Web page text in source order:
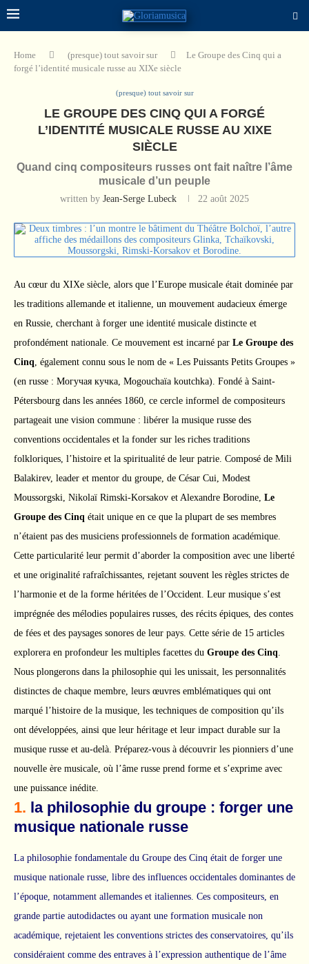
Home (presque) tout savoir sur
Le Groupe des Cinq qui a
forgé l’identité musicale russe au XIXe siècle
(presque) tout savoir sur
LE GROUPE DES CINQ QUI A FORGÉ
L’IDENTITÉ MUSICALE RUSSE AU XIXE
SIÈCLE
Quand cinq compositeurs russes ont fait naître l’âme
musicale d’un peuple
written by Jean-Serge Lubeck 22 août 2025
Au cœur du XIXe siècle, alors que l’Europe musicale était dominée par
les traditions allemande et italienne, un mouvement audacieux émerge
en Russie, cherchant à forger une identité musicale distincte et
profondément nationale. Ce mouvement est incarné par Le Groupe des
Cinq, également connu sous le nom de « Les Puissants Petits Groupes »
(en russe : Могучая кучка, Mogouchaïa koutchka). Fondé à Saint-
Pétersbourg dans les années 1860, ce cercle informel de compositeurs
partageait une vision commune : libérer la musique russe des
conventions occidentales et la fonder sur les riches traditions
folkloriques, l’histoire et la spiritualité de leur patrie. Composé de Mili
Balakirev, leader et mentor du groupe, de César Cui, Modest
Moussorgski, Nikolaï Rimski-Korsakov et Alexandre Borodine, Le
Groupe des Cinq était unique en ce que la plupart de ses membres
n’étaient pas des musiciens professionnels de formation académique.
Cette particularité leur permit d’aborder la composition avec une liberté
et une originalité rafraîchissantes, rejetant souvent les règles strictes de
l’harmonie et de la forme héritées de l’Occident. Leur musique s’est
imprégnée des mélodies populaires russes, des récits épiques, des contes
de fées et des paysages sonores de leur pays. Cette série de 15 articles
explorera en profondeur les multiples facettes du Groupe des Cinq.
Nous plongerons dans la philosophie qui les unissait, les personnalités
distinctes de chaque membre, leurs œuvres emblématiques qui ont
marqué l’histoire de la musique, les techniques de composition qu’ils
ont développées, ainsi que leur héritage et leur impact durable sur la
musique russe et au-delà. Préparez-vous à découvrir les pionniers d’une
nouvelle ère musicale, où l’âme russe prend forme et s’exprime avec
une puissance inédite.
1. la philosophie du groupe : forger une
musique nationale russe
La philosophie fondamentale du Groupe des Cinq était de forger une
musique nationale russe, libre des influences occidentales dominantes de
l’époque, notamment allemandes et italiennes. Ces compositeurs, en
grande partie autodidactes ou ayant une formation musicale non
académique, rejetaient les conventions strictes des conservatoires, qu’ils
considéraient comme des entraves à l’expression authentique de l’âme